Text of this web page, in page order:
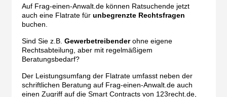
Auf Frag-einen-Anwalt.de können Ratsuchende jetzt
auch eine Flatrate für unbegrenzte Rechtsfragen
buchen.
Sind Sie z.B. Gewerbetreibenderohne eigene
Rechtsabteilung, aber mit regelmäßigem
Beratungsbedarf?
Der Leistungsumfang der Flatrate umfasst neben der
schriftlichen Beratung auf Frag-einen-Anwalt.de auch
einen Zugriff auf die Smart Contracts von 123recht.de,